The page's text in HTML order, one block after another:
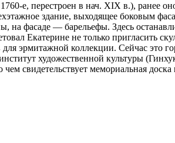
е, перестроен в нач. XIX в.), ранее
здание, выходящее боковым
на фасаде — барельефы. Здесь
Екатерине не только пригласить
эрмитажной коллекции. Сейчас это
художественной культуры
свидетельствует мемориальная доска